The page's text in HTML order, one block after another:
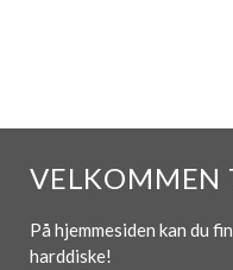
VELKOMMEN
På hjemmesiden kan du
harddiske!